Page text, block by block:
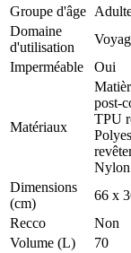
Groupe d'âge
Domaine
d'utilisation
Imperméable
Oui
Matériaux
post-
TPU
Dimensions
(cm)
66 x
Recco
Non
Volume (L)
70